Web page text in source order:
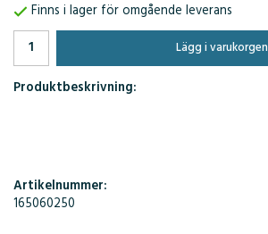
Finns i lager för omgående leverans
Lägg i varukorgen
Produktbeskrivning:
Artikelnummer:
165060250